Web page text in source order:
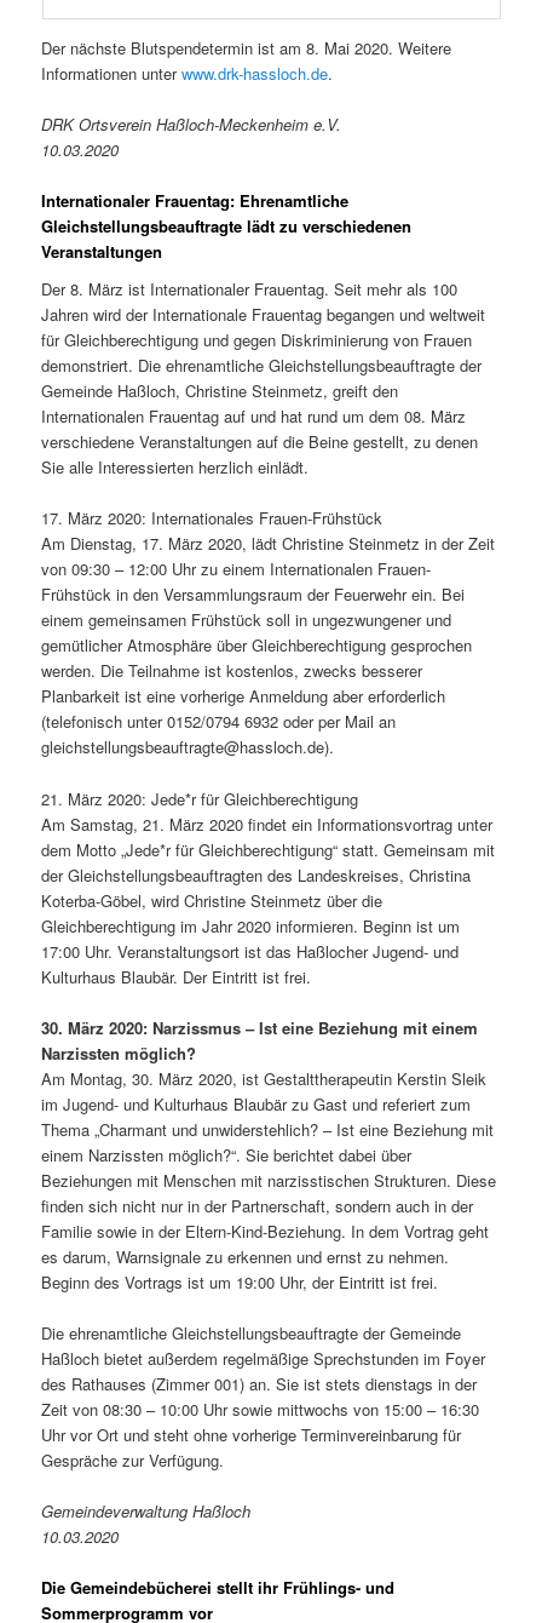
Der nächste Blutspendetermin ist am 8. Mai 2020. Weitere
Informationen unterwww.drk-hassloch.de.
DRK Ortsverein Haßloch-Meckenheim e.V.
10.03.2020
Internationaler Frauentag: Ehrenamtliche
Gleichstellungsbeauftragte lädt zu verschiedenen
Veranstaltungen
Der 8. März ist Internationaler Frauentag. Seit mehr als 100
Jahren wird der Internationale Frauentag begangen und weltweit
für Gleichberechtigung und gegen Diskriminierung von Frauen
demonstriert. Die ehrenamtliche Gleichstellungsbeauftragte der
Gemeinde Haßloch, Christine Steinmetz, greift den
Internationalen Frauentag auf und hat rund um dem 08. März
verschiedene Veranstaltungen auf die Beine gestellt, zu denen
Sie alle Interessierten herzlich einlädt.
17. März 2020: Internationales Frauen-Frühstück
Am Dienstag, 17. März 2020, lädt Christine Steinmetz in der Zeit
von 09:30 – 12:00 Uhr zu einem Internationalen Frauen-
Frühstück in den Versammlungsraum der Feuerwehr ein. Bei
einem gemeinsamen Frühstück soll in ungezwungener und
gemütlicher Atmosphäre über Gleichberechtigung gesprochen
werden. Die Teilnahme ist kostenlos, zwecks besserer
Planbarkeit ist eine vorherige Anmeldung aber erforderlich
(telefonisch unter 0152/0794 6932 oder per Mail an
gleichstellungsbeauftragte@hassloch.de).
21. März 2020: Jede*r für Gleichberechtigung
Am Samstag, 21. März 2020 findet ein Informationsvortrag unter
dem Motto „Jede*r für Gleichberechtigung“ statt. Gemeinsam mit
der Gleichstellungsbeauftragten des Landeskreises, Christina
Koterba-Göbel, wird Christine Steinmetz über die
Gleichberechtigung im Jahr 2020 informieren. Beginn ist um
17:00 Uhr. Veranstaltungsort ist das Haßlocher Jugend- und
Kulturhaus Blaubär. Der Eintritt ist frei.
30. März 2020: Narzissmus – Ist eine Beziehung mit einem
Narzissten möglich?
Am Montag, 30. März 2020, ist Gestalttherapeutin Kerstin Sleik
im Jugend- und Kulturhaus Blaubär zu Gast und referiert zum
Thema „Charmant und unwiderstehlich? – Ist eine Beziehung mit
einem Narzissten möglich?“. Sie berichtet dabei über
Beziehungen mit Menschen mit narzisstischen Strukturen. Diese
finden sich nicht nur in der Partnerschaft, sondern auch in der
Familie sowie in der Eltern-Kind-Beziehung. In dem Vortrag geht
es darum, Warnsignale zu erkennen und ernst zu nehmen.
Beginn des Vortrags ist um 19:00 Uhr, der Eintritt ist frei.
Die ehrenamtliche Gleichstellungsbeauftragte der Gemeinde
Haßloch bietet außerdem regelmäßige Sprechstunden im Foyer
des Rathauses (Zimmer 001) an. Sie ist stets dienstags in der
Zeit von 08:30 – 10:00 Uhr sowie mittwochs von 15:00 – 16:30
Uhr vor Ort und steht ohne vorherige Terminvereinbarung für
Gespräche zur Verfügung.
Gemeindeverwaltung Haßloch
10.03.2020
Die Gemeindebücherei stellt ihr Frühlings- und
Sommerprogramm vor